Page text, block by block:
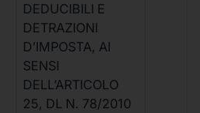
DEDUCIBILI E
DETRAZIONI
D’IMPOSTA, AI
SENSI
DELL’ARTICOLO
25, DL N. 78/2010